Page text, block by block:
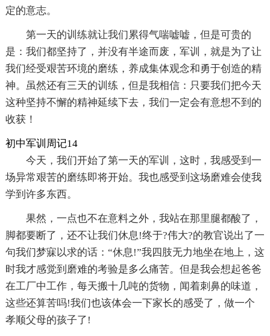
定的意志。
第一天的训练就让我们累得气喘嘘嘘，但是可贵的
是：我们都坚持了，并没有半途而废，军训，就是为了让
我们经受艰苦环境的磨练，养成集体观念和勇于创造的精
神。虽然还有三天的训练，但是我相信：只要我们把今天
这种坚持不懈的精神延续下去，我们一定会有意想不到的
收获！
初中军训周记14
今天，我们开始了第一天的军训，这时，我感受到一
场异常艰苦的磨练即将开始。我也感受到这场磨难会使我
学到许多东西。
果然，一点也不在意料之外，我站在那里腿都酸了，
脚都要断了，还不让我们休息!终于?伟大?的教官说出了一
句我们梦寐以求的话：“休息!”我四肢无力地坐在地上，这
时我才感觉到磨难的考验是多么痛苦。但是我会想起爸爸
在工厂中工作，每天搬十几吨的货物，闻着刺鼻的味道，
这些还算苦吗!我们也该体会一下家长的感受了，做一个
孝顺父母的孩子了!